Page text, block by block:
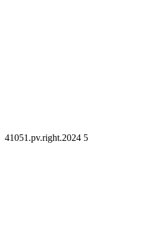
41051.pv.right.2024 5